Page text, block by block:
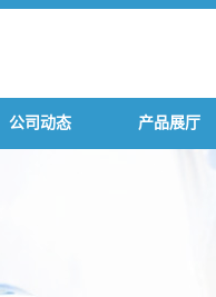
公司动态 产品展厅